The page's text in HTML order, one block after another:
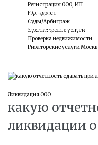
Регистрация ООО, ИП
Юр. адреса
Суды/Арбитраж
Бухгалтерские услуги
Проверка недвижимости
Риэлторские услуги
какую
ликвидации ооо
Ликвидация ООО
какую
ликвидации